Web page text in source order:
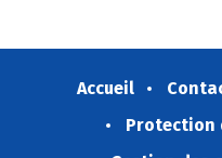
Accueil
Protection